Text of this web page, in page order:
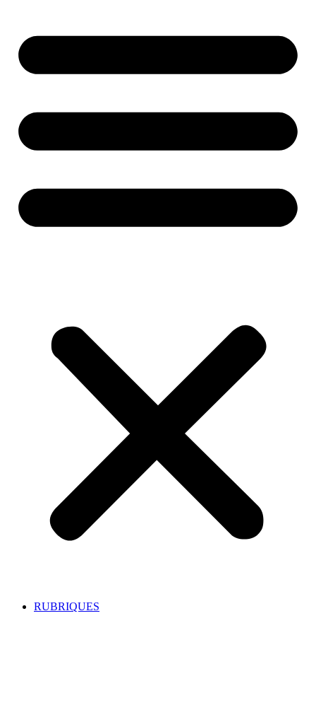
RUBRIQUES